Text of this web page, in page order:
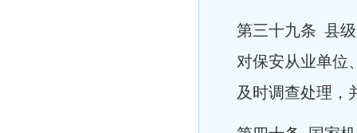
第三十九条 县
对保安从业单位
及时调查处理，